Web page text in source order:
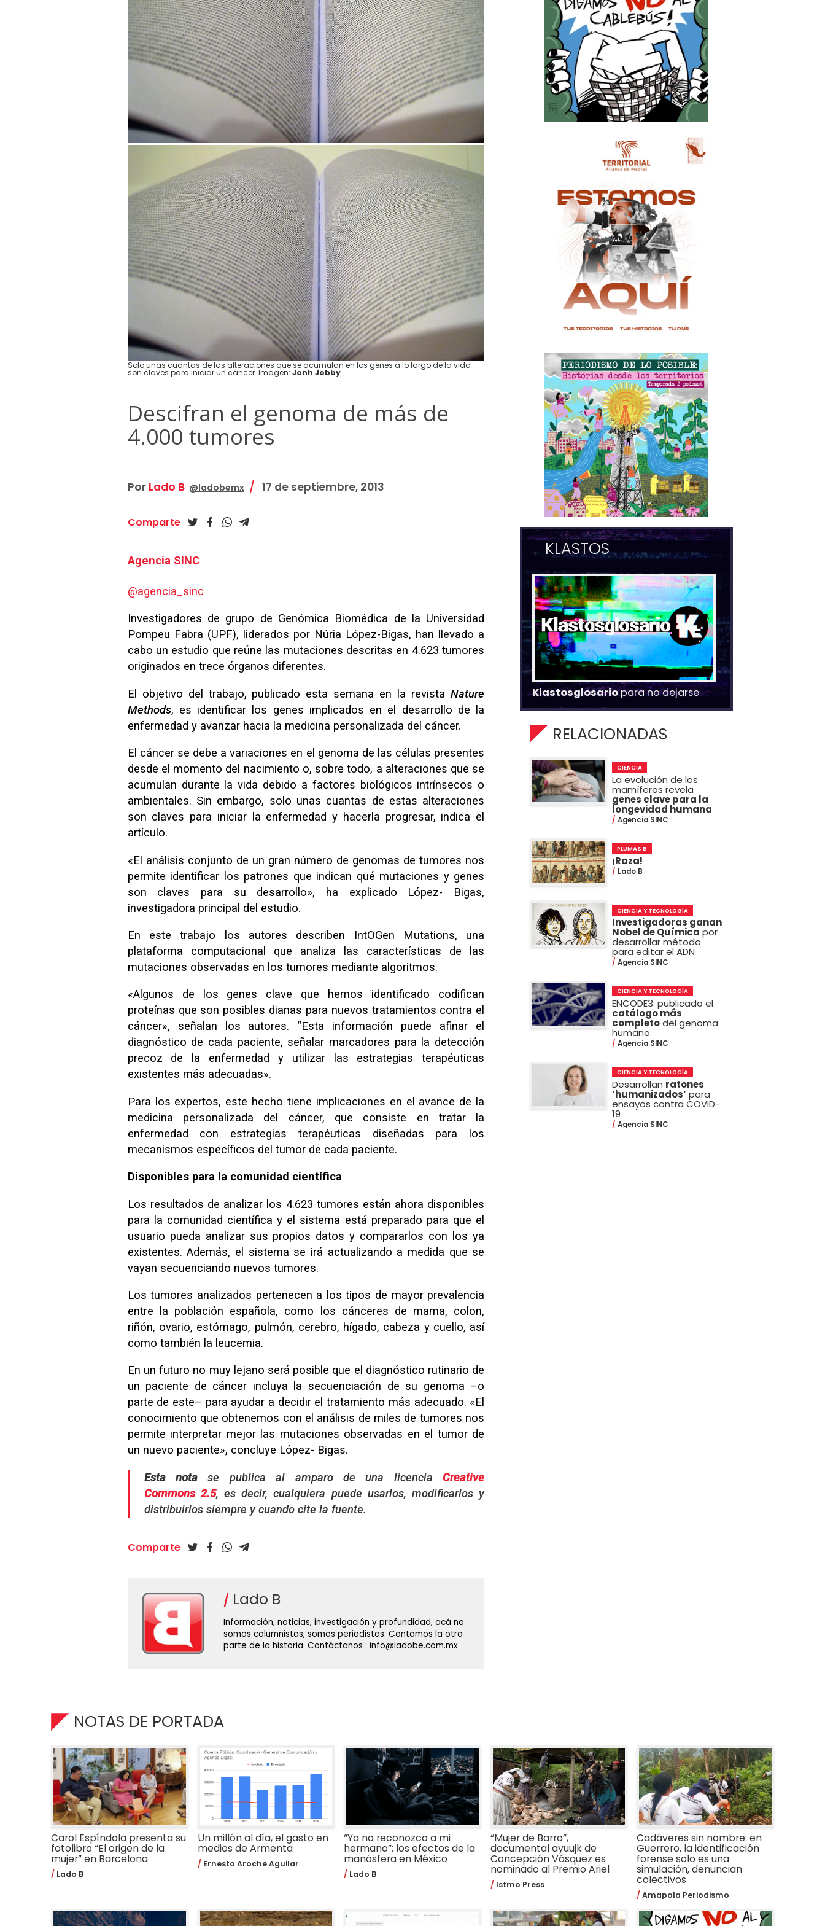
Solo unas cuantas de las alteraciones que se acumulan en los genes a lo largo de la vida
son claves para iniciar un cáncer. Imagen: Jonh Jobby
Descifran el genoma de más de
4.000 tumores
Por Lado B @ladobemx 17 de septiembre, 2013
Comparte
Agencia SINC
@agencia_sinc
Investigadores de grupo de Genómica Biomédica de la Universidad
Pompeu Fabra (UPF), liderados por Núria López-Bigas, han llevado a
cabo un estudio que reúne las mutaciones descritas en 4.623 tumores
originados en trece órganos diferentes.
El objetivo del trabajo, publicado esta semana en la revistaNature
Methods, es identificar los genes implicados en el desarrollo de la
enfermedad y avanzar hacia la medicina personalizada del cáncer.
El cáncer se debe a variaciones en el genoma de las células presentes
desde el momento del nacimiento o, sobre todo, a alteraciones que se
acumulan durante la vida debido a factores biológicos intrínsecos o
ambientales. Sin embargo, solo unas cuantas de estas alteraciones
son claves para iniciar la enfermedad y hacerla progresar, indica el
artículo.
«El análisis conjunto de un gran número de genomas de tumores nos
permite identificar los patrones que indican qué mutaciones y genes
son claves para su desarrollo», ha explicado López- Bigas,
investigadora principal del estudio.
En este trabajo los autores describen IntOGen Mutations, una
plataforma computacional que analiza las características de las
mutaciones observadas en los tumores mediante algoritmos.
«Algunos de los genes clave que hemos identificado codifican
proteínas que son posibles dianas para nuevos tratamientos contra el
cáncer», señalan los autores. “Esta información puede afinar el
diagnóstico de cada paciente, señalar marcadores para la detección
precoz de la enfermedad y utilizar las estrategias terapéuticas
existentes más adecuadas».
Para los expertos, este hecho tiene implicaciones en el avance de la
medicina personalizada del cáncer, que consiste en tratar la
enfermedad con estrategias terapéuticas diseñadas para los
mecanismos específicos del tumor de cada paciente.
Disponibles para la comunidad científica
Los resultados de analizar los 4.623 tumores están ahora disponibles
para la comunidad científica y el sistema está preparado para que el
usuario pueda analizar sus propios datos y compararlos con los ya
existentes. Además, el sistema se irá actualizando a medida que se
vayan secuenciando nuevos tumores.
Los tumores analizados pertenecen a los tipos de mayor prevalencia
entre la población española, como los cánceres de mama, colon,
riñón, ovario, estómago, pulmón, cerebro, hígado, cabeza y cuello, así
como también la leucemia.
En un futuro no muy lejano será posible que el diagnóstico rutinario de
un paciente de cáncer incluya la secuenciación de su genoma –o
parte de este– para ayudar a decidir el tratamiento más adecuado. «El
conocimiento que obtenemos con el análisis de miles de tumores nos
permite interpretar mejor las mutaciones observadas en el tumor de
un nuevo paciente», concluye López- Bigas.
Esta nota se publica al amparo de una licencia
Creative
Commons2.5, es decir, cualquiera puede usarlos, modificarlos y
distribuirlos siempre y cuando cite la fuente.
Comparte
Lado B
Información, noticias, investigación y profundidad, acá no
somos columnistas, somos periodistas. Contamos la otra
parte de la historia. Contáctanos : info@ladobe.com.mx
KLASTOS
Klastosglosariopara no dejarse
RELACIONADAS
CIENCIA
La evolución de los
mamíferos revela
genes clave para la
longevidad humana
Agencia SINC
PLUMAS B
¡Raza!
Lado B
CIENCIA Y TECNOLOGÍA
Investigadoras ganan
Nobel de Química por
desarrollar método
para editar el ADN
Agencia SINC
CIENCIA Y TECNOLOGÍA
ENCODE3: publicado el
catálogo más
completodel genoma
humano
Agencia SINC
CIENCIA Y TECNOLOGÍA
Desarrollan ratones
‘humanizados’ para
ensayos contra COVID-
19
Agencia SINC
NOTAS DE PORTADA
Carol Espíndola presenta su
fotolibro “El origen de la
mujer” en Barcelona
Lado B
Un millón al día, el gasto en
medios de Armenta
Ernesto Aroche Aguilar
“Ya no reconozco a mi
hermano”: los efectos de la
manósfera en México
Lado B
“Mujer de Barro”,
documental ayuujk de
Concepción Vásquez es
nominado al Premio Ariel
Istmo Press
Cadáveres sin nombre: en
Guerrero, la identificación
forense solo es una
simulación, denuncian
colectivos
Amapola Periodismo